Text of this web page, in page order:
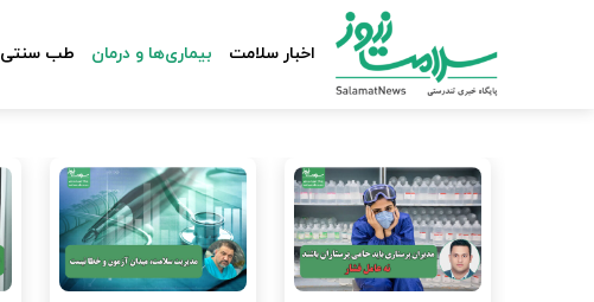
اخبار سلامت بیماری‌ها و درمان طب سنتی